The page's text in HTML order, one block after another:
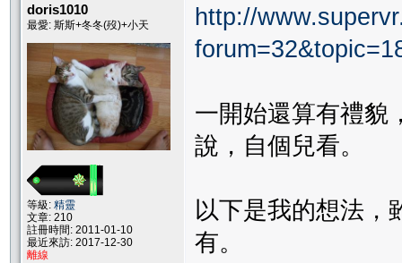
doris1010
最愛: 斯斯+冬冬(歿)+小天
等級: 精靈
文章: 210
註冊時間: 2011-01-10
最近來訪: 2017-12-30
離線
http://
一開始還算有禮貌
說，自個兒看。
以下是我的想法，
有。